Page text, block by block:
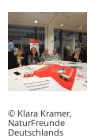
© Klara Kramer,
NaturFreunde
Deutschlands